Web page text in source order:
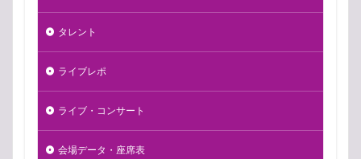
タレント
ライブレポ
ライブ・コンサート
会場データ・座席表